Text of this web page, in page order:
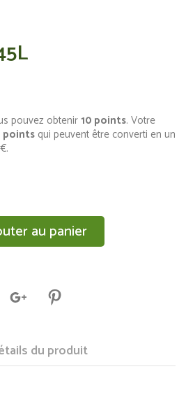
pouvez obtenir10 points. Votre
points qui peuvent être converti en un
.
au panier
du produit